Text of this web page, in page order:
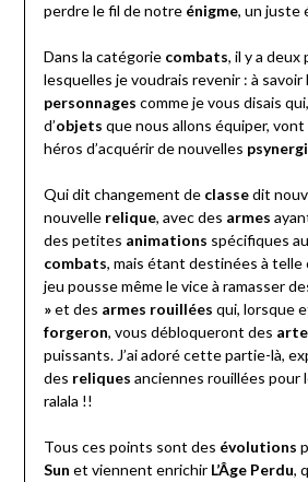
perdre le fil de notre énigme, un juste
Dans la catégorie combats, il y a
lesquelles je voudrais revenir : à savoir
personnages comme je vous disais
d’objets que nous allons équiper,
héros d’acquérir de nouvelles
Qui dit changement de classedit
nouvelle relique, avec des armes
des petites animations spécifiques
combats, mais étant destinées à telle
jeu pousse même le vice à ramasser
»et des armes rouillées qui, lorsque
forgeron, vous débloqueront des
puissants. J’ai adoré cette partie-là,
des reliques anciennes rouillées pour
ralala !!
Tous ces points sont des évolutions
Sun et viennent enrichir L’Âge Perdu,